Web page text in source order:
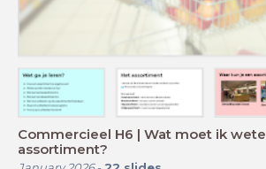
Commercieel H6 | Wat moet ik
assortiment?